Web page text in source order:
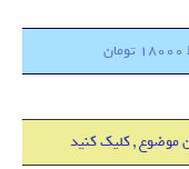
موضوع , کلیک کنید